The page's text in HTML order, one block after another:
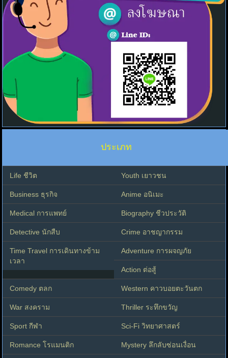
ประเภท
Life ชีวิต Youth เยาวชน
Business ธุรกิจ Anime อนิเมะ
Medical การแพทย์ Biography ชีวประวัติ
Detective นักสืบ Crime อาชญากรรม
Time Travel การเดินทางข้าม
เวลา
Adventure การผจญภัย
Action ต่อสู้
Comedy ตลก Western คาวบอยตะวันตก
War สงคราม Thriller ระทึกขวัญ
Sport กีฬา Sci-Fi วิทยาศาสตร์
Romance โรแมนติก Mystery ลึกลับซ่อนเงื่อน